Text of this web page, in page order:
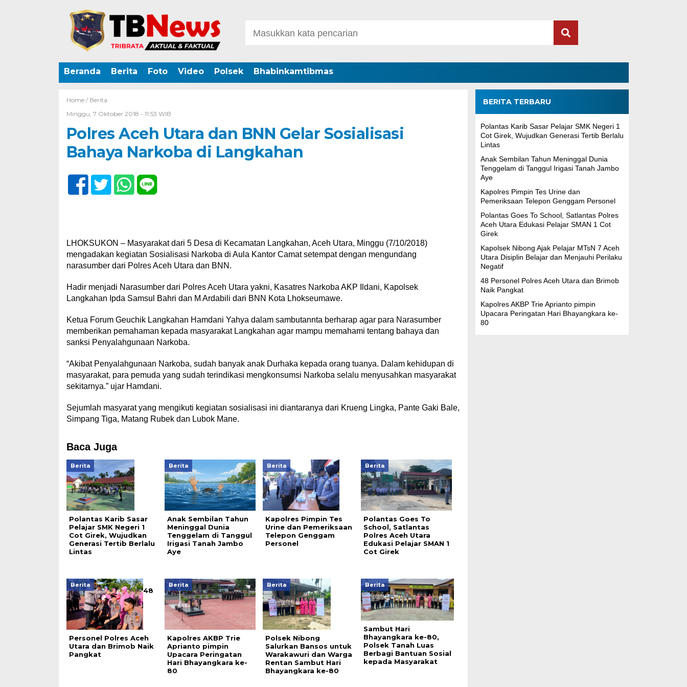
Beranda Berita Foto Video Polsek Bhabinkamtibmas
Home / Berita
Minggu, 7 Oktober 2018 - 11:53 WIB
Polres Aceh Utara dan BNN Gelar Sosialisasi
Bahaya Narkoba di Langkahan
LHOKSUKON – Masyarakat dari 5 Desa di Kecamatan Langkahan, Aceh Utara, Minggu (7/10/2018)
mengadakan kegiatan Sosialisasi Narkoba di Aula Kantor Camat setempat dengan mengundang
narasumber dari Polres Aceh Utara dan BNN.
Hadir menjadi Narasumber dari Polres Aceh Utara yakni, Kasatres Narkoba AKP Ildani, Kapolsek
Langkahan Ipda Samsul Bahri dan M Ardabili dari BNN Kota Lhokseumawe.
Ketua Forum Geuchik Langkahan Hamdani Yahya dalam sambutannta berharap agar para Narasumber
memberikan pemahaman kepada masyarakat Langkahan agar mampu memahami tentang bahaya dan
sanksi Penyalahgunaan Narkoba.
“Akibat Penyalahgunaan Narkoba, sudah banyak anak Durhaka kepada orang tuanya. Dalam kehidupan di
masyarakat, para pemuda yang sudah terindikasi mengkonsumsi Narkoba selalu menyusahkan masyarakat
sekitarnya.” ujar Hamdani.
Sejumlah masyarat yang mengikuti kegiatan sosialisasi ini diantaranya dari Krueng Lingka, Pante Gaki Bale,
Simpang Tiga, Matang Rubek dan Lubok Mane.
Baca Juga
Berita
Polantas Karib Sasar
Pelajar SMK Negeri 1
Cot Girek, Wujudkan
Generasi Tertib Berlalu
Lintas
Berita
Anak Sembilan Tahun
Meninggal Dunia
Tenggelam di Tanggul
Irigasi Tanah Jambo
Aye
Berita
Kapolres Pimpin Tes
Urine dan Pemeriksaan
Telepon Genggam
Personel
Berita
Polantas Goes To
School, Satlantas
Polres Aceh Utara
Edukasi Pelajar SMAN 1
Cot Girek
Berita
48
Personel Polres Aceh
Utara dan Brimob Naik
Pangkat
Berita
Kapolres AKBP Trie
Aprianto pimpin
Upacara Peringatan
Hari Bhayangkara ke-
80
Berita
Polsek Nibong
Salurkan Bansos untuk
Warakawuri dan Warga
Rentan Sambut Hari
Bhayangkara ke-80
Berita
Sambut Hari
Bhayangkara ke-80,
Polsek Tanah Luas
Berbagi Bantuan Sosial
kepada Masyarakat
BERITA TERBARU
Polantas Karib Sasar Pelajar SMK Negeri 1
Cot Girek, Wujudkan Generasi Tertib Berlalu
Lintas
Anak Sembilan Tahun Meninggal Dunia
Tenggelam di Tanggul Irigasi Tanah Jambo
Aye
Kapolres Pimpin Tes Urine dan
Pemeriksaan Telepon Genggam Personel
Polantas Goes To School, Satlantas Polres
Aceh Utara Edukasi Pelajar SMAN 1 Cot
Girek
Kapolsek Nibong Ajak Pelajar MTsN 7 Aceh
Utara Disiplin Belajar dan Menjauhi Perilaku
Negatif
48 Personel Polres Aceh Utara dan Brimob
Naik Pangkat
Kapolres AKBP Trie Aprianto pimpin
Upacara Peringatan Hari Bhayangkara ke-
80